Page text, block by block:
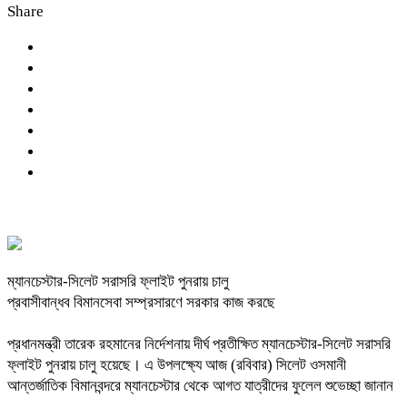
Share
ম্যানচেস্টার-সিলেট সরাসরি ফ্লাইট পুনরায় চালু
প্রবাসীবান্ধব বিমানসেবা সম্প্রসারণে সরকার কাজ করছে
প্রধানমন্ত্রী তারেক রহমানের নির্দেশনায় দীর্ঘ প্রতীক্ষিত ম্যানচেস্টার-সিলেট সরাসরি
ফ্লাইট পুনরায় চালু হয়েছে। এ উপলক্ষ্যে আজ (রবিবার) সিলেট ওসমানী
আন্তর্জাতিক বিমানবন্দরে ম্যানচেস্টার থেকে আগত যাত্রীদের ফুলেল শুভেচ্ছা জানান